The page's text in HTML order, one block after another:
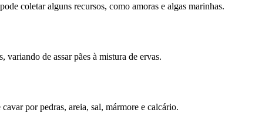
coletar alguns recursos, como amoras e algas marinhas.
variando de assar pães à mistura de ervas.
por pedras, areia, sal, mármore e calcário.